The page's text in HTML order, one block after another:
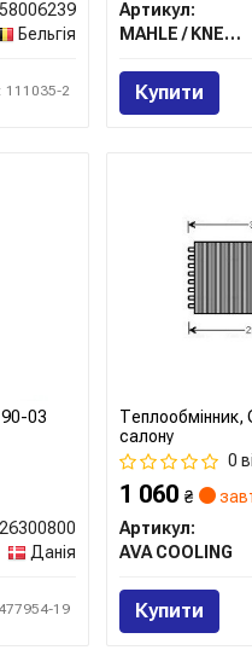
58006239
Бельгія
111035-2
Артикул:
MAHLE / KNECHT
Купити
90-03
Данія
19
салону
0
1 060 ₴
Артикул:
AVA COOLING
Купити